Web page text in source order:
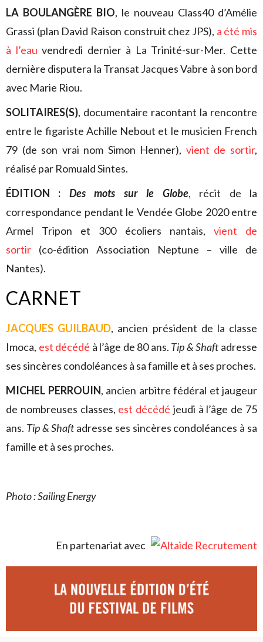
LA BOULANGÈRE BIO, le nouveau Class40 d’Amélie
Grassi (plan David Raison construit chez JPS), a été mis
à l’eau vendredi dernier à La Trinité-sur-Mer. Cette
dernière disputera la Transat Jacques Vabre à son bord
avec Marie Riou.
SOLITAIRES(S), documentaire racontant la rencontre
entre le figariste Achille Nebout et le musicien French
79 (de son vrai nom Simon Henner), vient de sortir,
réalisé par Romuald Sintes.
ÉDITION :
Des mots sur le Globe, récit de la
correspondance pendant le Vendée Globe 2020 entre
Armel Tripon et 300 écoliers nantais, vient de
sortir (co-édition Association Neptune – ville de
Nantes).
CARNET
JACQUES GUILBAUD, ancien président de la classe
Imoca, est décédé à l’âge de 80 ans. Tip & Shaftadresse
ses sincères condoléances à sa famille et à ses proches.
MICHEL PERROUIN, ancien arbitre fédéral et jaugeur
de nombreuses classes, est décédé jeudi à l’âge de 75
ans. Tip & Shaftadresse ses sincères condoléances à sa
famille et à ses proches.
Photo : Sailing Energy
En partenariat avec